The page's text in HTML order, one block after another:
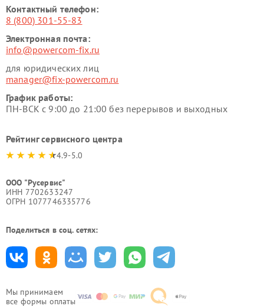
Мы принимаем
все формы оплаты
Контактный телефон:
8 (800) 301-55-83
Электронная почта:
info@powercom-fix.ru
для юридических лиц
manager@fix-powercom.ru
График работы:
ПН-ВСК с 9:00 до 21:00 без перерывов и выходных
Рейтинг сервисного центра
4.9-5.0
ООО "Русервис"
ИНН 7702633247
ОГРН 1077746335776
Поделиться в соц. сетях: